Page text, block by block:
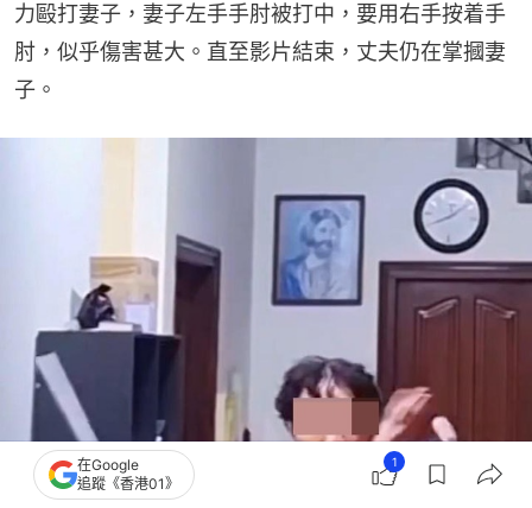
力毆打妻子，妻子左手手肘被打中，要用右手按着手
肘，似乎傷害甚大。直至影片結束，丈夫仍在掌摑妻
子。
在Google
追蹤《香港01》
1